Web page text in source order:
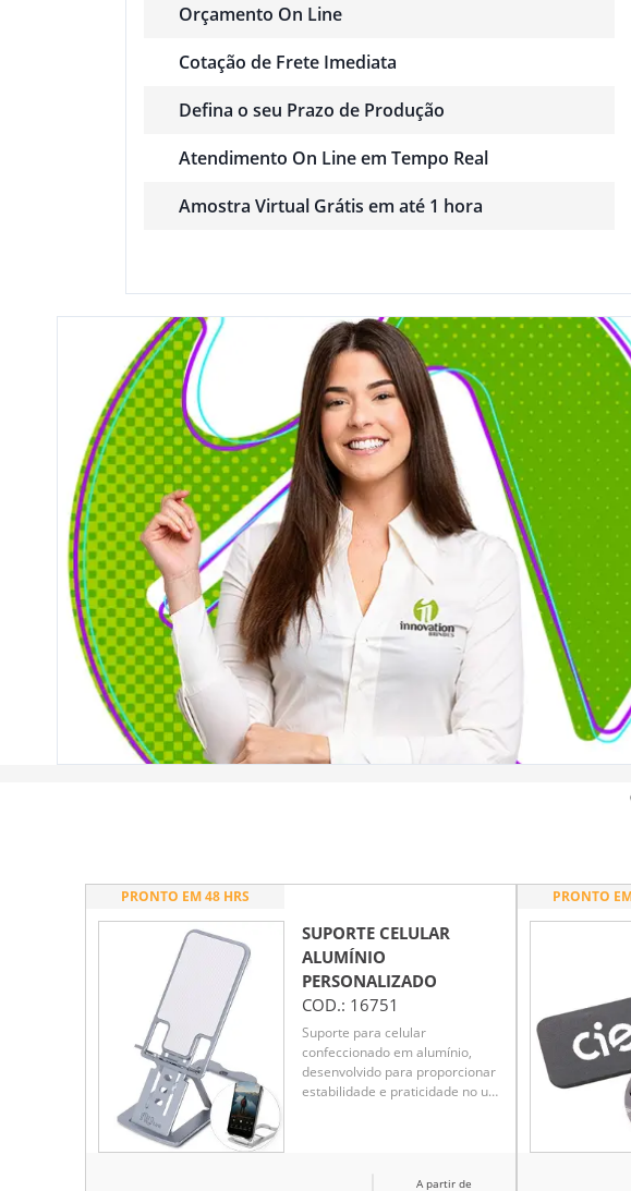
Orçamento On Line
Cotação de Frete Imediata
Defina o seu Prazo de Produção
Atendimento On Line em Tempo Real
Amostra Virtual Grátis em até 1 hora
PRONTO EM 48 HRS
SUPORTE CELULAR
ALUMÍNIO
PERSONALIZADO
COD.: 16751
Suporte para celular
confeccionado em alumínio,
desenvolvido para proporcionar
estabilidade e praticidade no uso
A partir de
PRONTO